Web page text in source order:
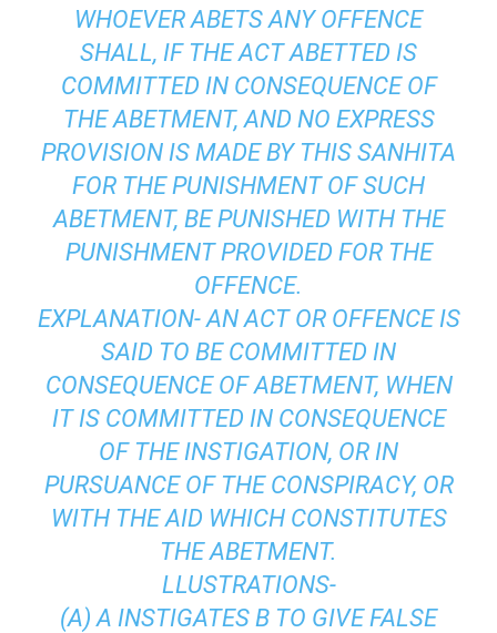
WHOEVER ABETS ANY OFFENCE
SHALL, IF THE ACT ABETTED IS
COMMITTED IN CONSEQUENCE OF
THE ABETMENT, AND NO EXPRESS
PROVISION IS MADE BY THIS SANHITA
FOR THE PUNISHMENT OF SUCH
ABETMENT, BE PUNISHED WITH THE
PUNISHMENT PROVIDED FOR THE
OFFENCE.
EXPLANATION- AN ACT OR OFFENCE IS
SAID TO BE COMMITTED IN
CONSEQUENCE OF ABETMENT, WHEN
IT IS COMMITTED IN CONSEQUENCE
OF THE INSTIGATION, OR IN
PURSUANCE OF THE CONSPIRACY, OR
WITH THE AID WHICH CONSTITUTES
THE ABETMENT.
LLUSTRATIONS-
(A) A INSTIGATES B TO GIVE FALSE